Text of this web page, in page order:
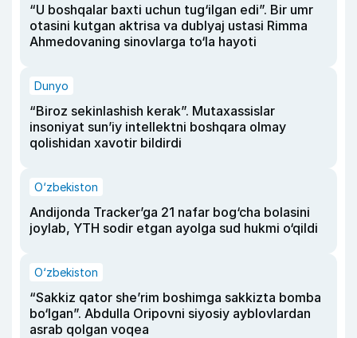
“U boshqalar baxti uchun tug‘ilgan edi”. Bir umr
otasini kutgan aktrisa va dublyaj ustasi Rimma
Ahmedovaning sinovlarga to‘la hayoti
Dunyo
“Biroz sekinlashish kerak”. Mutaxassislar
insoniyat sun’iy intellektni boshqara olmay
qolishidan xavotir bildirdi
O‘zbekiston
Andijonda Tracker’ga 21 nafar bog‘cha bolasini
joylab, YTH sodir etgan ayolga sud hukmi o‘qildi
O‘zbekiston
“Sakkiz qator she’rim boshimga sakkizta bomba
bo‘lgan”. Abdulla Oripovni siyosiy ayblovlardan
asrab qolgan voqea